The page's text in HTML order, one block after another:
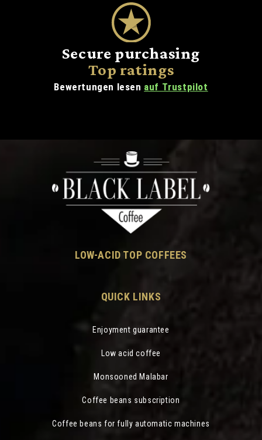
Secure purchasing
Top ratings
Bewertungen lesen auf Trustpilot
LOW-ACID TOP COFFEES
QUICK LINKS
Enjoyment guarantee
Low acid coffee
Monsooned Malabar
Coffee beans subscription
Coffee beans for fully automatic machines